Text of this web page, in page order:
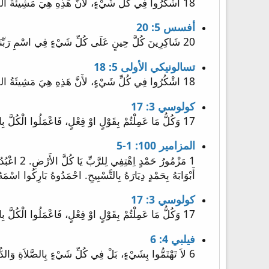
أفسس 5: 20
20 شَاكِرِينَ كُلَّ حِينٍ عَلَى كُلِّ شَيْءٍ فِي اسْمِ رَبِّنَا يَسُوعَ الْمَسِيحِ، لِلَّهِ وَالآبِ.
تسالونيكي الأولى 5: 18
18 اشْكُرُوا فِي كُلِّ شَيْءٍ، لأَنَّ هَذِهِ هِيَ مَشِيئَةُ اللهِ فِي الْمَسِيحِ يَسُوعَ مِنْ جِهَتِكُمْ.
كولوسي 3: 17
17 وَكُلُّ مَا عَمِلْتُمْ بِقَوْلٍ اوْ فِعْلٍ، فَاعْمَلُوا الْكُلَّ بِاسْمِ الرَّبِّ يَسُوعَ، شَاكِرِينَ اللهَ وَالآبَ بِهِ.
المزامير 100: 1-5
أَبْوَابَهُ بِحَمْدٍ دِيَارَهُ بِالتَّسْبِيحِ. احْمَدُوهُ بَارِكُوا اسْمَهُ 5 لأَنَّ الرَّبَّ صَالِحٌ. إِلَى الأَبَدِ رَحْمَتُهُ وَإِلَى دَوْرٍ فَدَوْرٍ
كولوسي 3: 17
17 وَكُلُّ مَا عَمِلْتُمْ بِقَوْلٍ اوْ فِعْلٍ، فَاعْمَلُوا الْكُلَّ بِاسْمِ الرَّبِّ يَسُوعَ، شَاكِرِينَ اللهَ وَالآبَ بِهِ.
فيلبي 4: 6
6 لاَ تَهْتَمُّوا بِشَيْءٍ، بَلْ فِي كُلِّ شَيْءٍ بِالصَّلاَةِ وَالدُّعَاءِ مَعَ الشُّكْرِ، لِتُعْلَمْ طِلْبَاتُكُمْ لَدَى اللهِ.